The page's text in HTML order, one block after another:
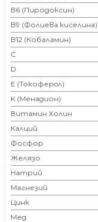
B6 (Пиродоксин)
B9 (Фолиева киселина)
B12 (Кобаламин)
C
D
E (Токоферoл)
K (Менадион)
Витамин Холин
Калций
Фосфор
Желязо
Натрий
Магнезий
Цинк
Мед